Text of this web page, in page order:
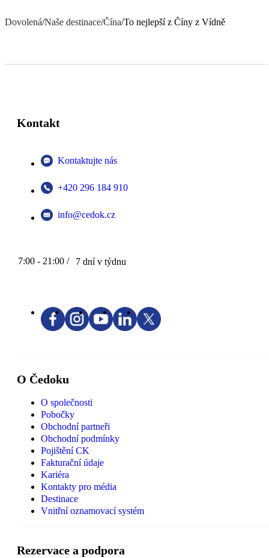
Dovolená/Naše destinace/Čína/To nejlepší z Číny z Vídně
Kontakt
Kontaktujte nás
+420 296 184 910
info@cedok.cz
7:00 - 21:00 / 7 dní v týdnu
O Čedoku
O společnosti
Pobočky
Obchodní partneři
Obchodní podmínky
Pojištění CK
Fakturační údaje
Kariéra
Kontakty pro média
Destinace
Vnitřní oznamovací systém
Rezervace a podpora